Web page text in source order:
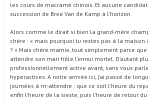
les cours de macramé chinois. Et aucune
succession de Bree Van de Kamp à l’horizon.
Alors comme le dirait si bien la grand-mère
chère : « mais pourquoi tu restes pas à la maison
? » Mais chère mamie, tout simplement parce
attendre son mari frôle l’ennui mortel. D’autant
professionnellement active avant, sans vous
hyperactives. A notre arrivée ici, j’ai passé de
journées à rrr-attendre : que ce soit l’heure du
enfin l’heure de la sieste, puis l’heure de retour